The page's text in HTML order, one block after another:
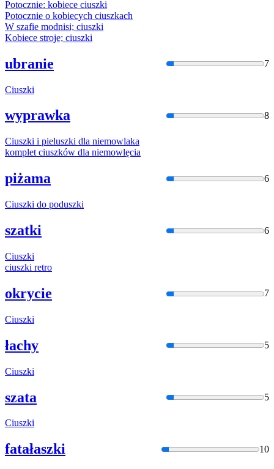
Potocznie: kobiece ciuszki
Potocznie o kobiecych ciuszkach
W szafie modnisi; ciuszki
Kobiece stroje; ciuszki
ubranie 7
Ciuszki
wyprawka 8
Ciuszki i pieluszki dla niemowlaka
komplet ciuszków dla niemowlęcia
piżama 6
Ciuszki do poduszki
szatki 6
Ciuszki
ciuszki retro
okrycie 7
Ciuszki
łachy 5
Ciuszki
szata 5
Ciuszki
fatałaszki 10